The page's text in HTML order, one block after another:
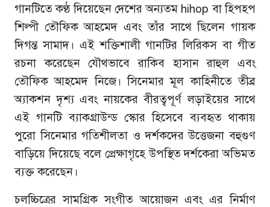
গানটিতে কণ্ঠ দিয়েছেন দেশের অন্যতম hihop বা হিপহপ
শিল্পী তৌফিক আহমেদ এবং তাঁর সাথে ছিলেন গায়ক
দিগন্ত সামাদ। এই শক্তিশালী গানটির লিরিকস বা গীত
রচনা করেছেন যৌথভাবে রাকিব হাসান রাহুল এবং
তৌফিক আহমেদ নিজে। সিনেমার মূল কাহিনীতে তীব্র
অ্যাকশন দৃশ্য এবং নায়কের বীরত্বপূর্ণ লড়াইয়ের সাথে
এই গানটি ব্যাকগ্রাউন্ড স্কোর হিসেবে ব্যবহৃত থাকায়
পুরো সিনেমার গতিশীলতা ও দর্শকদের উত্তেজনা বহুগুণ
বাড়িয়ে দিয়েছে বলে প্রেক্ষাগৃহে উপস্থিত দর্শকেরা অভিমত
ব্যক্ত করেছেন।
চলচ্চিত্রের সামগ্রিক সংগীত আয়োজন এবং এর নির্মাণ